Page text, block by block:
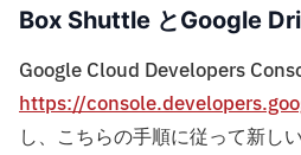
Box Shuttle とGoogle
Google Cloud Developers
https://
し、こちらの手順に従って新し